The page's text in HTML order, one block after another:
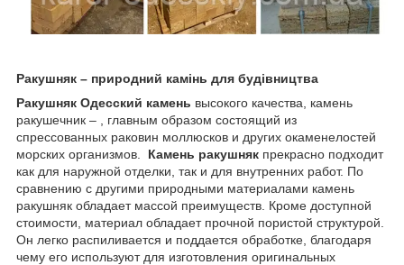
Ракушняк – природний камінь для будівництва
Ракушняк Одесский камень высокого качества, камень
ракушечник – , главным образом состоящий из
спрессованных раковин моллюсков и других окаменелостей
морских организмов.
Камень ракушняк прекрасно подходит
как для наружной отделки, так и для внутренних работ. По
сравнению с другими природными материалами камень
ракушняк обладает массой преимуществ. Кроме доступной
стоимости, материал обладает прочной пористой структурой.
Он легко распиливается и поддается обработке, благодаря
чему его используют для изготовления оригинальных